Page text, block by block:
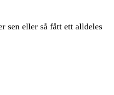
sen eller så fått ett alldeles